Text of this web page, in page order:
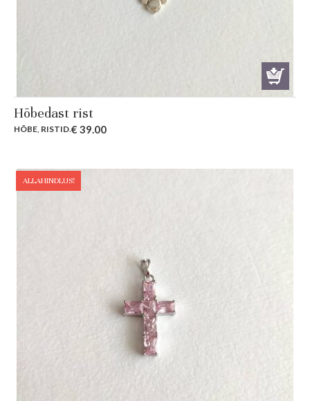
Hõbedast rist
HÕBE, RISTID.€ 39.00
ALLAHINDLUS!